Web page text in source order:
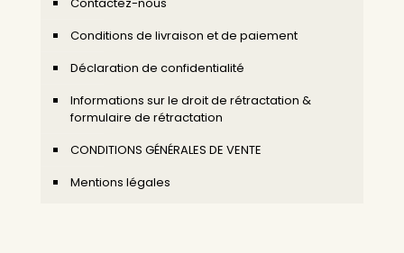
Conditions de livraison et de paiement
Déclaration de confidentialité
Informations sur le droit de rétractation &
formulaire de rétractation
CONDITIONS GÉNÉRALES DE VENTE
Mentions légales